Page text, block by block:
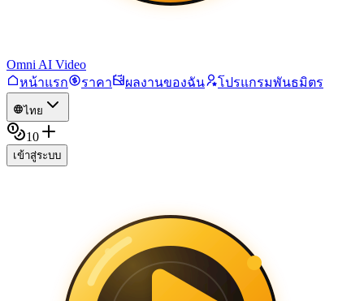
Omni AI Video
หน้าแรก
ราคา ผลงานของฉัน โปรแกรมพันธมิตร
ไทย
10
เข้าสู่ระบบ